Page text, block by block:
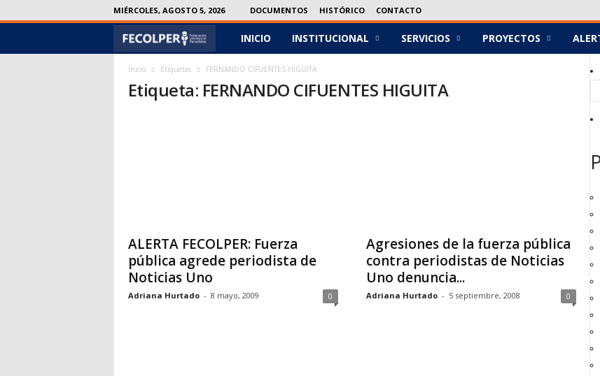
MIÉRCOLES, AGOSTO 5, 2026 DOCUMENTOS HISTÓRICO CONTACTO
e
c
INICIO INSTITUCIONAL SERVICIOS PROYECTOS
Inicio Etiquetas FERNANDO CIFUENTES HIGUITA
Etiqueta: FERNANDO CIFUENTES HIGUITA
ALERTA FECOLPER: Fuerza
pública agrede periodista de
Noticias Uno
Adriana Hurtado - 8 mayo, 2009 0
Agresiones de la fuerza pública
contra periodistas de Noticias
Uno denuncia...
Adriana Hurtado - 5 septiembre, 2008 0